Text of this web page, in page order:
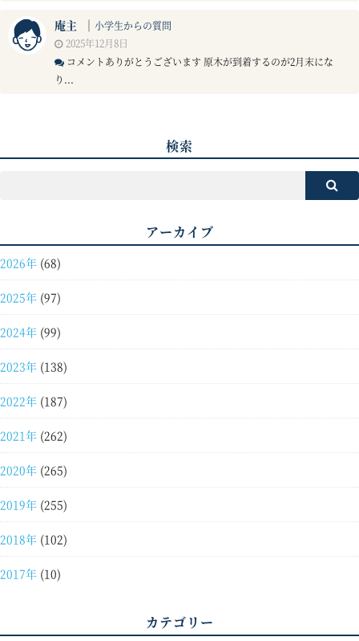
庵主 ｜ 小学生からの質問
2025年12月8日
コメントありがとうございます 原木が到着するのが2月末にな
り...
検索
アーカイブ
2026年 (68)
2025年 (97)
2024年 (99)
2023年 (138)
2022年 (187)
2021年 (262)
2020年 (265)
2019年 (255)
2018年 (102)
2017年 (10)
カテゴリー